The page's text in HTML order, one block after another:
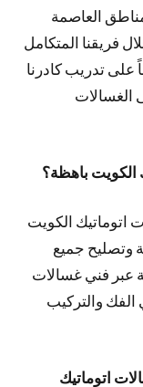
العاصمة
فريقنا المتكامل
تدريب كادرنا
الغسالات
الكويت باهظة؟
اتوماتيك الكويت
وتصليح جميع
عبر فني غسالات
والتركيب
اتوماتيك